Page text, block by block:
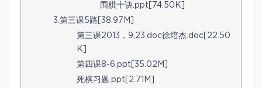
围棋十诀.ppt[74.50K]
3.第三课5路[38.97M]
第三课2013，9,23.doc徐培杰.doc[22.50
K]
第四课8-6.ppt[35.02M]
死棋习题.ppt[2.71M]